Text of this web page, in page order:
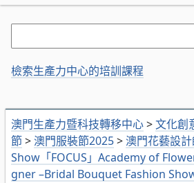
澳門生產力暨科技轉移中心>文化創
節> 澳門服裝節2025> 澳門花藝設
Show「FOCUS」Academy of
gner –Bridal Bouquet Fashion Show
檢索生產力中心的培訓課程